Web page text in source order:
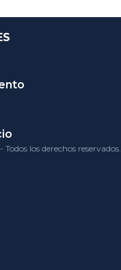
los derechos reservados.